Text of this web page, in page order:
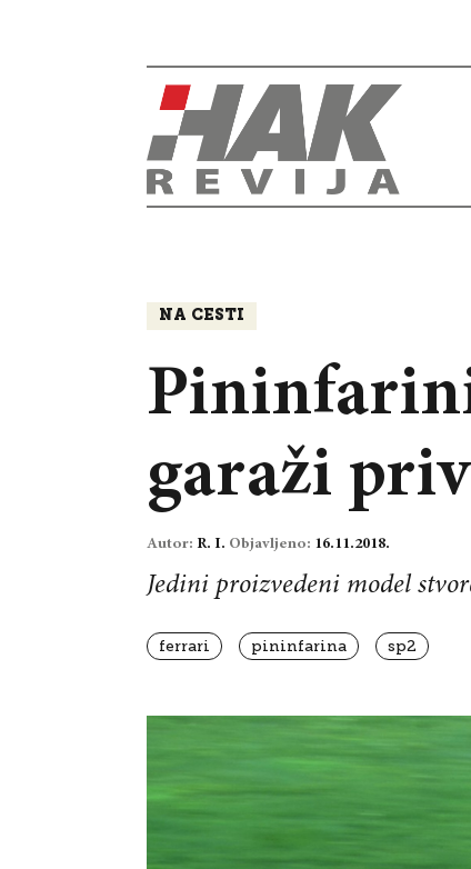
NA CESTI
garaži
Autor: R. I. Objavljeno: 16.11.2018.
Jedini proizvedeni model
ferrari pininfarina sp2